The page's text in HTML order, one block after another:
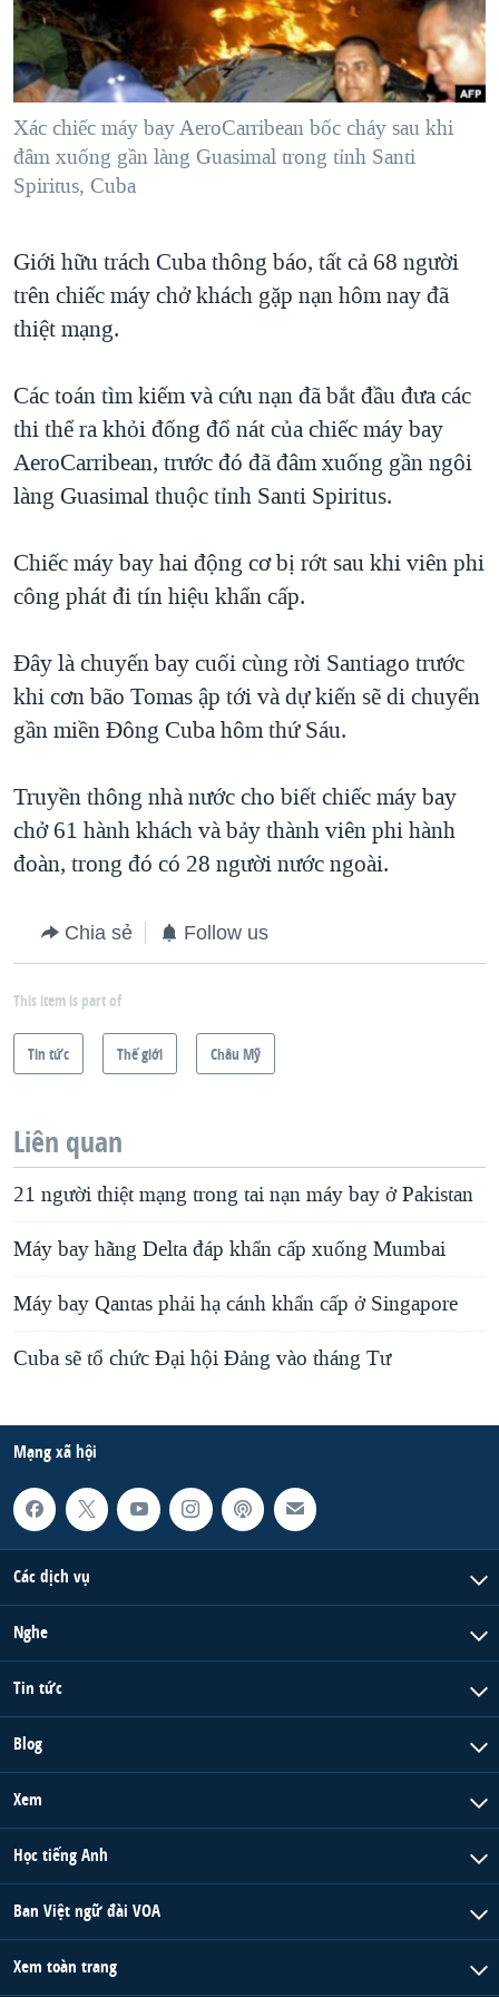
"Tìm"NGƯỜI VIỆT HẢI NGOẠI
ĐỜI SỐNG
KINH TẾ
SỨC KHOẺ
THỂ THAO
GIÁO DỤC
TẠI
HÀNH TRÌNH BẦU CỬ 2024
MỘT NĂM CHIẾN TRANH TẠI DẢI GAZA
GIẢI MÃ VÀNH ĐAI & CON ĐƯỜNG
NGÀY TỊ NẠN THẾ GIỚI
CHI PHÍ CHIẾN TRANH AFGHANISTAN
CÁC GIÁ TRỊ CỘNG HÒA Ở VIỆT NAM
TRỊNH VĨNH BÌNH VS. CHÍNH PHỦ VIỆT NAM
NGƯ DÂN VIỆT VÀ LÀN SÓNG TRỘM HẢI SÂM
BÊN KIA QUỐC LỘ: TIẾNG VỌNG TỪ NÔNG THÔN MỸ
VIDEO
NGHE
MẠNG XÃ HỘI
Xác chiếc máy bay AeroCarribean bốc cháy sau khi
đâm xuống gần làng Guasimal trong tỉnh Santi
Spiritus, Cuba
Giới hữu trách Cuba thông báo, tất cả 68 người
trên chiếc máy chở khách gặp nạn hôm nay đã
thiệt mạng.
Các toán tìm kiếm và cứu nạn đã bắt đầu đưa các
thi thể ra khỏi đống đổ nát của chiếc máy bay
AeroCarribean, trước đó đã đâm xuống gần ngôi
làng Guasimal thuộc tỉnh Santi Spiritus.
Chiếc máy bay hai động cơ bị rớt sau khi viên phi
công phát đi tín hiệu khẩn cấp.
Đây là chuyến bay cuối cùng rời Santiago trước
khi cơn bão Tomas ập tới và dự kiến sẽ di chuyển
gần miền Đông Cuba hôm thứ Sáu.
Truyền thông nhà nước cho biết chiếc máy bay
chở 61 hành khách và bảy thành viên phi hành
đoàn, trong đó có 28 người nước ngoài.
Chia sẻ Follow us
This item is part of
Tin tức Thế giới Châu Mỹ
Liên quan
21 người thiệt mạng trong tai nạn máy bay ở Pakistan
Máy bay hãng Delta đáp khẩn cấp xuống Mumbai
Máy bay Qantas phải hạ cánh khẩn cấp ở Singapore
Cuba sẽ tổ chức Ðại hội Ðảng vào tháng Tư
Mạng xã hội
Các dịch vụ
Nghe
Tin tức
Blog
Xem
Học tiếng Anh
Ban Việt ngữ đài VOA
Xem toàn trang